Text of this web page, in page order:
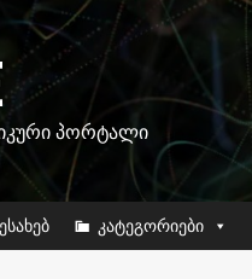
ᲞᲝᲠᲢᲐᲚᲘ
კატეგორიები